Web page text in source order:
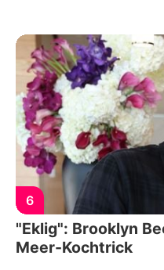
6
"Eklig": Brooklyn
Meer-Kochtrick